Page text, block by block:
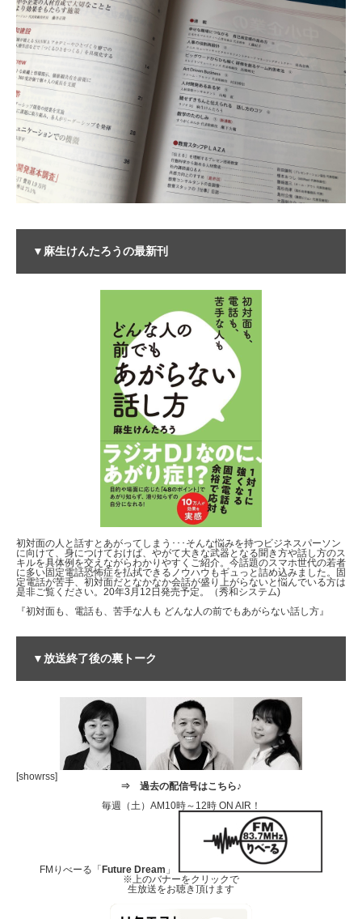
▼麻生けんたろうの最新刊
初対面の人と話すとあがってしまう･･･そんな悩みを持つビジネスパーソン
に向けて、身につけておけば、やがて大きな武器となる聞き方や話し方のス
キルを具体例を交えながらわかりやすくご紹介。今話題のスマホ世代の若者
に多い固定電話恐怖症を払拭できるノウハウもギュっと詰め込みました。固
定電話が苦手、初対面だとなかなか会話が盛り上がらないと悩んでいる方は
是非ご覧ください。20年3月12日発売予定。（秀和システム)
『初対面も、電話も、苦手な人も どんな人の前でもあがらない話し方』
▼放送終了後の裏トーク
[showrss]
⇒ 過去の配信号はこちら♪
毎週（土）AM10時～12時 ON AIR！
FMりべーる「Future Dream 」
※上のバナーをクリックで
生放送をお聴き頂けます